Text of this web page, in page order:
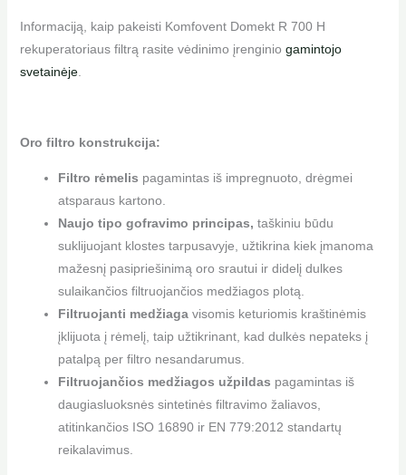
Informaciją, kaip pakeisti Komfovent Domekt R 700 H
rekuperatoriaus filtrą rasite vėdinimo įrenginio gamintojo
svetainėje.
Oro filtro konstrukcija:
Filtro rėmelis pagamintas iš impregnuoto, drėgmei
atsparaus kartono.
Naujo tipo gofravimo principas, taškiniu būdu
suklijuojant klostes tarpusavyje, užtikrina kiek įmanoma
mažesnį pasipriešinimą oro srautui ir didelį dulkes
sulaikančios filtruojančios medžiagos plotą.
Filtruojanti medžiagavisomis keturiomis kraštinėmis
įklijuota į rėmelį, taip užtikrinant, kad dulkės nepateks į
patalpą per filtro nesandarumus.
Filtruojančios medžiagos užpildas pagamintas iš
daugiasluoksnės sintetinės filtravimo žaliavos,
atitinkančios ISO 16890 ir EN 779:2012 standartų
reikalavimus.